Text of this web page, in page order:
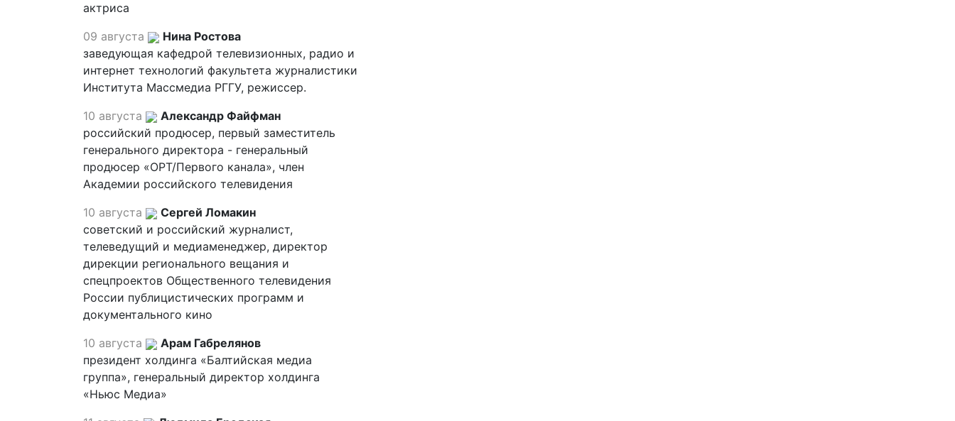
актриса
09 августа
Нина Ростова
заведующая кафедрой телевизионных, радио и
интернет технологий факультета журналистики
Института Массмедиа РГГУ, режиссер.
10 августа
Александр Файфман
российский продюсер, первый заместитель
генерального директора - генеральный
продюсер «ОРТ/Первого канала», член
Академии российского телевидения
10 августа
Сергей Ломакин
советский и российский журналист,
телеведущий и медиаменеджер, директор
дирекции регионального вещания и
спецпроектов Общественного телевидения
России публицистических программ и
документального кино
10 августа
Арам Габрелянов
президент холдинга «Балтийская медиа
группа», генеральный директор холдинга
«Ньюс Медиа»